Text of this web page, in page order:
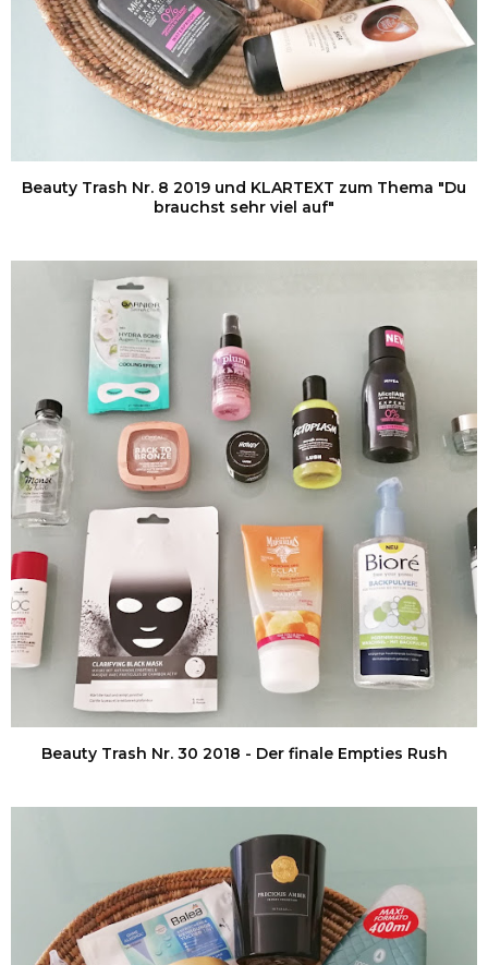
Beauty Trash Nr. 8 2019 und KLARTEXT zum Thema "Du
brauchst sehr viel auf"
Beauty Trash Nr. 30 2018 - Der finale Empties Rush